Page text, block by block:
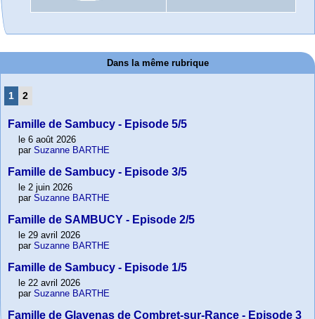
Dans la même rubrique
1 2
Famille de Sambucy - Episode 5/5
le 6 août 2026
par Suzanne BARTHE
Famille de Sambucy - Episode 3/5
le 2 juin 2026
par Suzanne BARTHE
Famille de SAMBUCY - Episode 2/5
le 29 avril 2026
par Suzanne BARTHE
Famille de Sambucy - Episode 1/5
le 22 avril 2026
par Suzanne BARTHE
Famille de Glavenas de Combret-sur-Rance - Episode 3